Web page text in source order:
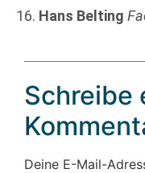
16. Hans Belting
Schreibe
Deine E-Mail-